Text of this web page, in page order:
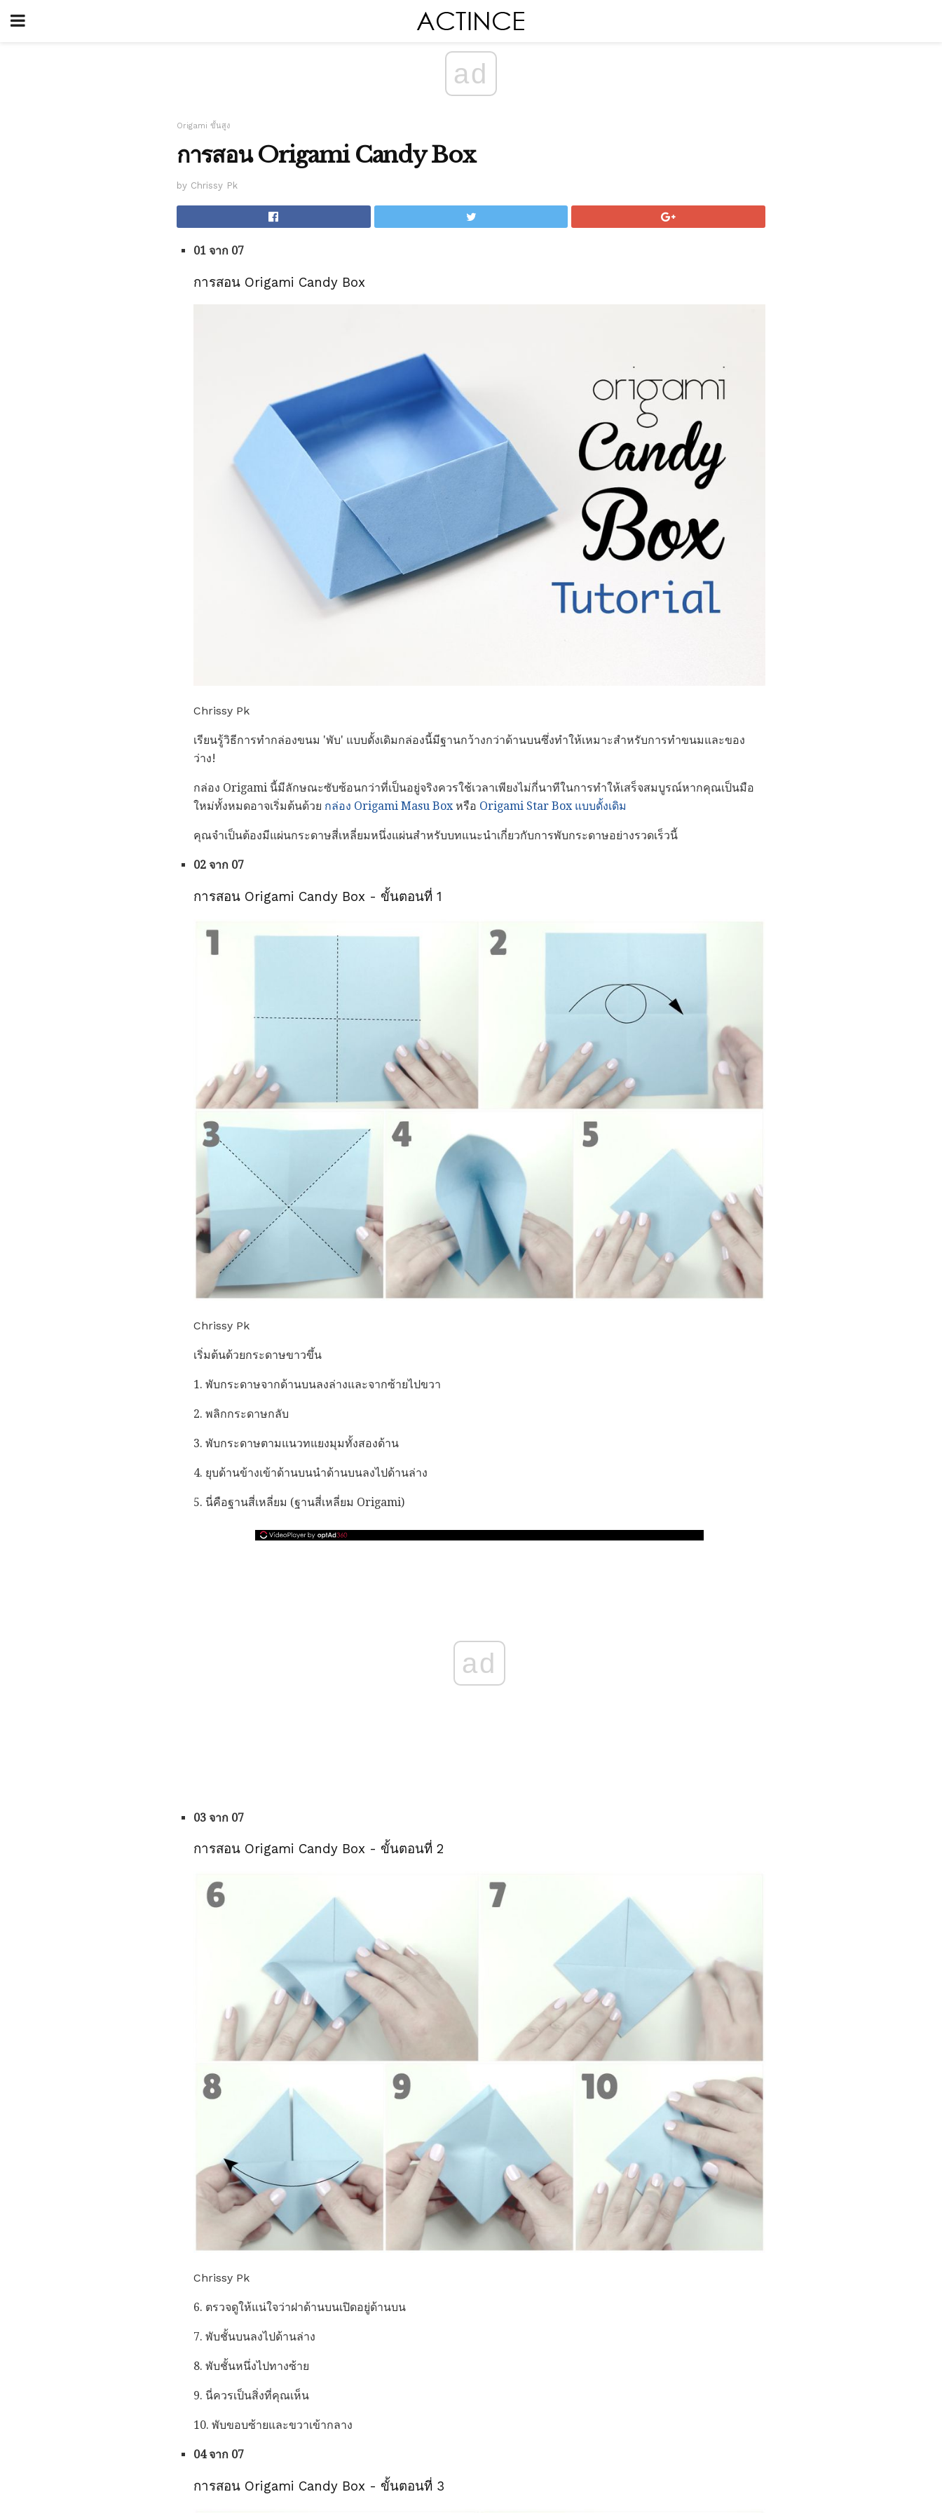
ad
Origami ขั้นสูง
การสอน Origami Candy Box
by Chrissy Pk
01 จาก 07
การสอน Origami Candy Box
Chrissy Pk
เรียนรู้วิธีการทำกล่องขนม 'พับ' แบบดั้งเดิมกล่องนี้มีฐานกว้างกว่าด้านบนซึ่งทำให้เหมาะสำหรับการทำขนมและของ
ว่าง!
กล่อง Origami นี้มีลักษณะซับซ้อนกว่าที่เป็นอยู่จริงควรใช้เวลาเพียงไม่กี่นาทีในการทำให้เสร็จสมบูรณ์หากคุณเป็นมือ
ใหม่ทั้งหมดอาจเริ่มต้นด้วย กล่อง Origami Masu Boxหรือ Origami Star Box แบบดั้งเดิม
คุณจำเป็นต้องมีแผ่นกระดาษสี่เหลี่ยมหนึ่งแผ่นสำหรับบทแนะนำเกี่ยวกับการพับกระดาษอย่างรวดเร็วนี้
02 จาก 07
การสอน Origami Candy Box - ขั้นตอนที่ 1
Chrissy Pk
เริ่มต้นด้วยกระดาษขาวขึ้น
1. พับกระดาษจากด้านบนลงล่างและจากซ้ายไปขวา
2. พลิกกระดาษกลับ
3. พับกระดาษตามแนวทแยงมุมทั้งสองด้าน
4. ยุบด้านข้างเข้าด้านบนนำด้านบนลงไปด้านล่าง
5. นี่คือฐานสี่เหลี่ยม (ฐานสี่เหลี่ยม Origami)
ad
03 จาก 07
การสอน Origami Candy Box - ขั้นตอนที่ 2
Chrissy Pk
6. ตรวจดูให้แน่ใจว่าฝาด้านบนเปิดอยู่ด้านบน
7. พับชั้นบนลงไปด้านล่าง
8. พับชั้นหนึ่งไปทางซ้าย
9. นี่ควรเป็นสิ่งที่คุณเห็น
10. พับขอบซ้ายและขวาเข้ากลาง
04 จาก 07
การสอน Origami Candy Box - ขั้นตอนที่ 3